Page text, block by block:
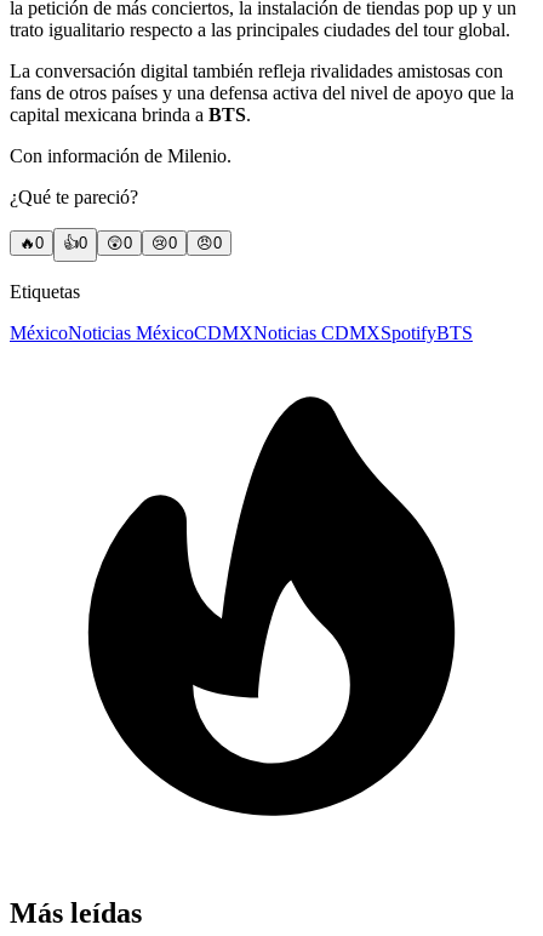
la petición de más conciertos, la instalación de tiendas pop up y un
trato igualitario respecto a las principales ciudades del tour global.
La conversación digital también refleja rivalidades amistosas con
fans de otros países y una defensa activa del nivel de apoyo que la
capital mexicana brinda a BTS.
Con información de Milenio.
¿Qué te pareció?
🔥0 👍0 😲0 😢0 😠0
Etiquetas
MéxicoNoticias MéxicoCDMXNoticias CDMXSpotifyBTS
Más leídas